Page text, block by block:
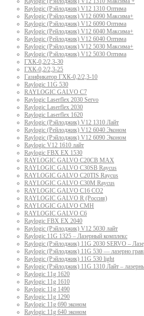
Raylogic (Рэйлоджик) V12 1310 Оптима
Raylogic (Рэйлоджик) V12 6090 Максима+
Raylogic (Рэйлоджик) V12 6090 Оптима
Raylogic (Рейлоджик) V12 6040 Максима+
Raylogic (Рейлоджик) V12 6040 Оптима
Raylogic (Рэйлоджик) V12 5030 Максима+
Raylogic (Рэйлоджик) V12 5030 Оптима
ГХК-0,2/2,3-30
ГХК-0,2/2,3-25
Газификатор ГХК-0,2/2,3-10
Raylogic 11G 530
RAYLOGIC GALVO С7
Raylogic Laserflex 2030 Servo
Raylogic Laserflex 2030
Raylogic Laserflex 1620
Raylogic (Рэйлоджик) V12 1310 Лайт
Raylogic (Рейлоджик) V12 6040 Эконом
Raylogic (Рэйлоджик) V12 6090 Эконом
Raylogic V12 1610 лайт
Raylogic FBX EX 1530
RAYLOGIC GALVO С20CB MAX
RAYLOGIC GALVO С30SB Raycus
RAYLOGIC GALVO C20TIS Raycus
RAYLOGIC GALVO С30M Raycus
RAYLOGIC GALVO С16 CO2
RAYLOGIC GALVO R (Россия)
RAYLOGIC GALVO CMH
RAYLOGIC GALVO С6
Raylogic FBX EX 2040
Raylogic (Рэйлоджик) V12 5030 лайт
Raylogic 11G 1325 – Лазерный комплекс
Raylogic (Рэйлоджик) 11G 2030 SERVO –
Raylogic (Рэйлоджик) 11G 530 — лазерно
Raylogic (Рэйлоджик) 11G 530 light
Raylogic (Рэйлоджик) 11G 1310 Лайт –
Raylogic 11g 1620
Raylogic 11g 1610
Raylogic 11g 1490
Raylogic 11g 1290
Raylogic 11g 690 эконом
Raylogic 11g 640 эконом